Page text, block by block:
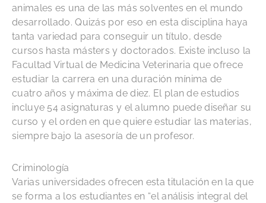
animales es una de las más solventes en el mundo
desarrollado. Quizás por eso en esta disciplina haya
tanta variedad para conseguir un título, desde
cursos hasta másters y doctorados. Existe incluso la
Facultad Virtual de Medicina Veterinaria que ofrece
estudiar la carrera en una duración mínima de
cuatro años y máxima de diez. El plan de estudios
incluye 54 asignaturas y el alumno puede diseñar su
curso y el orden en que quiere estudiar las materias,
siempre bajo la asesoría de un profesor.
Criminología
Varias universidades ofrecen esta titulación en la que
se forma a los estudiantes en “el análisis integral del